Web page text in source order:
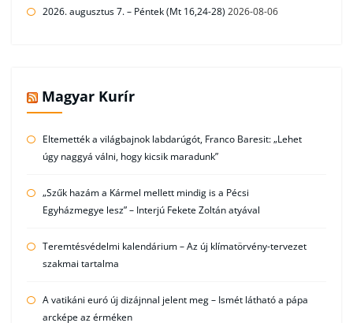
2026. augusztus 7. – Péntek (Mt 16,24-28) 2026-08-06
Magyar Kurír
Eltemették a világbajnok labdarúgót, Franco Baresit: „Lehet
úgy naggyá válni, hogy kicsik maradunk”
„Szűk hazám a Kármel mellett mindig is a Pécsi
Egyházmegye lesz” – Interjú Fekete Zoltán atyával
Teremtésvédelmi kalendárium – Az új klímatörvény-tervezet
szakmai tartalma
A vatikáni euró új dizájnnal jelent meg – Ismét látható a pápa
arcképe az érméken